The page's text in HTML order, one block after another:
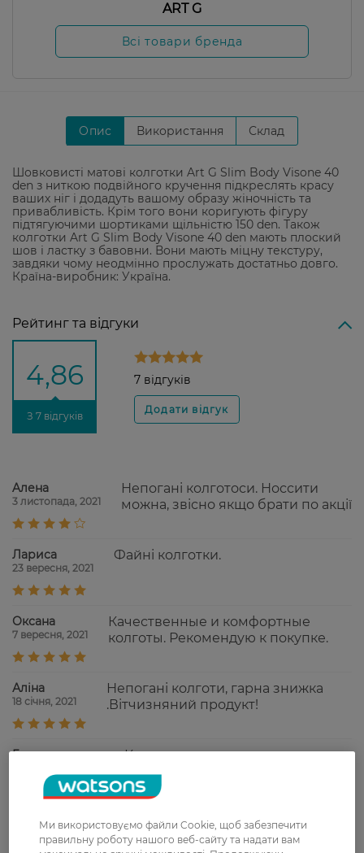
ART G
Всі товари бренда
Опис Використання Склад
Шовковисті матові колготки Art G Slim Body Visone 40
den з ниткою подвійного кручення підкреслять красу
ваших ніг і додадуть вашому образу жіночність та
привабливість. Крім того вони коригують фігуру
підтягуючими шортиками щільністю 150 den. Також
колготки Art G Slim Body Visone 40 den мають плоский
шов і ластку з бавовни. Вони мають міцну текстуру,
завдяки чому неодмінно прослужать достатньо довго.
Країна-виробник: Україна.
Рейтинг та відгуки
4,86
З 7 відгуків
7 відгуків
Aлена
3 листопада, 2021
Непогані колготоси. Носсити
можна, звісно якщо брати по акції
Лариса
23 вересня, 2021
Файні колготки.
Оксана
7 вересня, 2021
Качественные и комфортные
колготы. Рекомендую к покупке.
Аліна
18 січня, 2021
Непогані колготи, гарна знижка
.Вітчизняний продукт!
Герасименко
Колготами довольна,
качественные, носятся хорошо.
Показати ще
Ми використовуємо файли Cookie, щоб забезпечити
правильну роботу нашого веб-сайту та надати вам